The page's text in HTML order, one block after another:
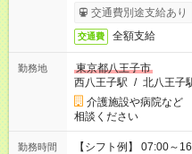
交通費別途支給あり
交通費 全額支給
勤務地
東京都八王子市
西八王子駅 / 北八王子
介護施設や病院など
相談ください
勤務時間
【シフト例】 07:00～